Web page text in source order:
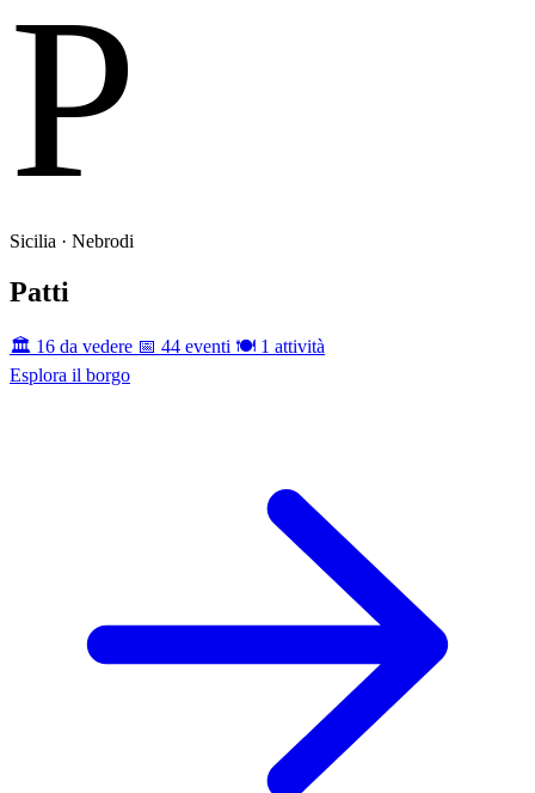
P
Sicilia · Nebrodi
Patti
🏛️ 16 da vedere 📅 44 eventi 🍽️ 1 attività
Esplora il borgo